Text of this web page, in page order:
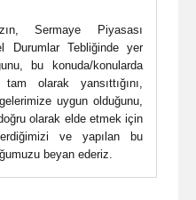
Sermaye Piyasası
Durumlar Tebliğinde yer
bu konuda/konularda
olarak yansıttığını,
uygun olduğunu,
olarak elde etmek için
ve yapılan bu
beyan ederiz.